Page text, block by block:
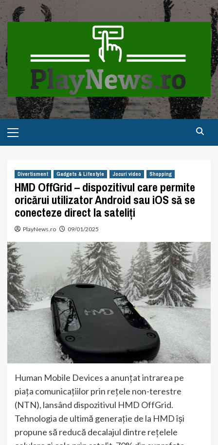
Skip
to
Menu
Divertisment Gadgets & Lifestyle Jocuri video Shopping
HMD OffGrid – dispozitivul care permite
oricărui utilizator Android sau iOS să se
conecteze direct la sateliți
PlayNews.ro 09/01/2025
Human Mobile Devices a anunțat intrarea pe
piața comunicațiilor prin rețele non-terestre
(NTN), lansând dispozitivul HMD OffGrid.
Tehnologia de ultimă generație de la HMD își
propune să reducă decalajul dintre rețelele